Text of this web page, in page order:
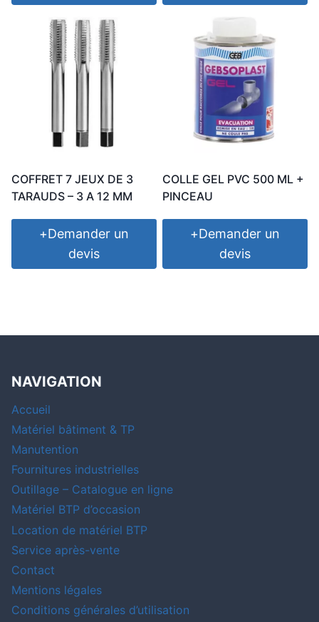
COFFRET 7 JEUX DE 3
TARAUDS – 3 A 12 MM
+Demander un
devis
COLLE GEL PVC 500 ML +
PINCEAU
+Demander un
devis
NAVIGATION
Accueil
Matériel bâtiment & TP
Manutention
Fournitures industrielles
Outillage – Catalogue en ligne
Matériel BTP d’occasion
Location de matériel BTP
Service après-vente
Contact
Mentions légales
Conditions générales d’utilisation